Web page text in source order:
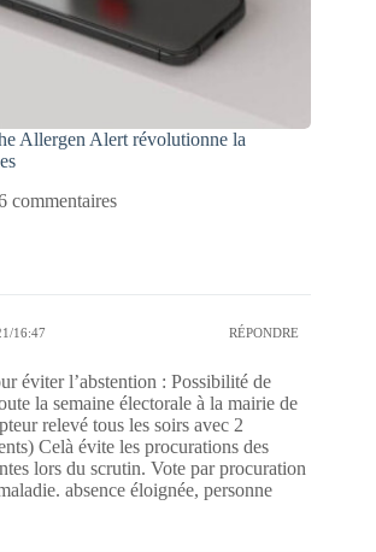
Allergen Alert révolutionne la
commentaires
16:47 RÉPONDRE
éviter l’abstention : Possibilité de
la semaine électorale à la mairie de
relevé tous les soirs avec 2
Celà évite les procurations des
lors du scrutin. Vote par procuration
absence éloignée, personne